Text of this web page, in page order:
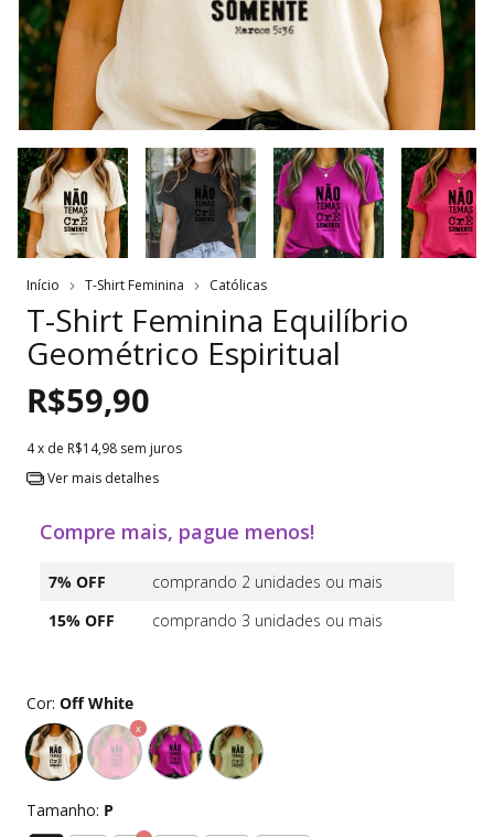
Início T-Shirt Feminina Católicas
T-Shirt Feminina Equilíbrio
Geométrico Espiritual
R$59,90
4x de R$14,98 sem juros
Ver mais detalhes
Compre mais, pague menos!
7% OFF
comprando 2 unidades ou mais
15% OFF
comprando 3 unidades ou mais
Cor: Off White
Tamanho: P